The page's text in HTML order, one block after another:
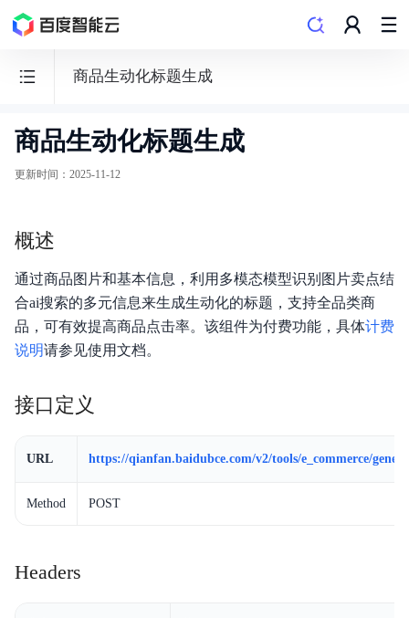
商品生动化标题生成
百
度
·
大
模
型
服
及
Agent
平
商品生动化标题生成
更新时间 ： 2025-11-12
概述
通过商品图片和基本信息，利用多模态模型识别图片卖点结
合ai搜索的多元信息来生成生动化的标题，支持全品类商
品，可有效提高商品点击率。该组件为付费功能，具体计费
说明请参见使用文档。
接口定义
URL https://qianfan.baidubce.com/v2/tools/e_commerce/
Method POST
Headers